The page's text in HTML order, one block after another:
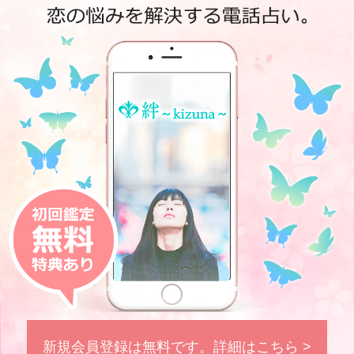
新規会員登録は無料です。詳細はこちら >